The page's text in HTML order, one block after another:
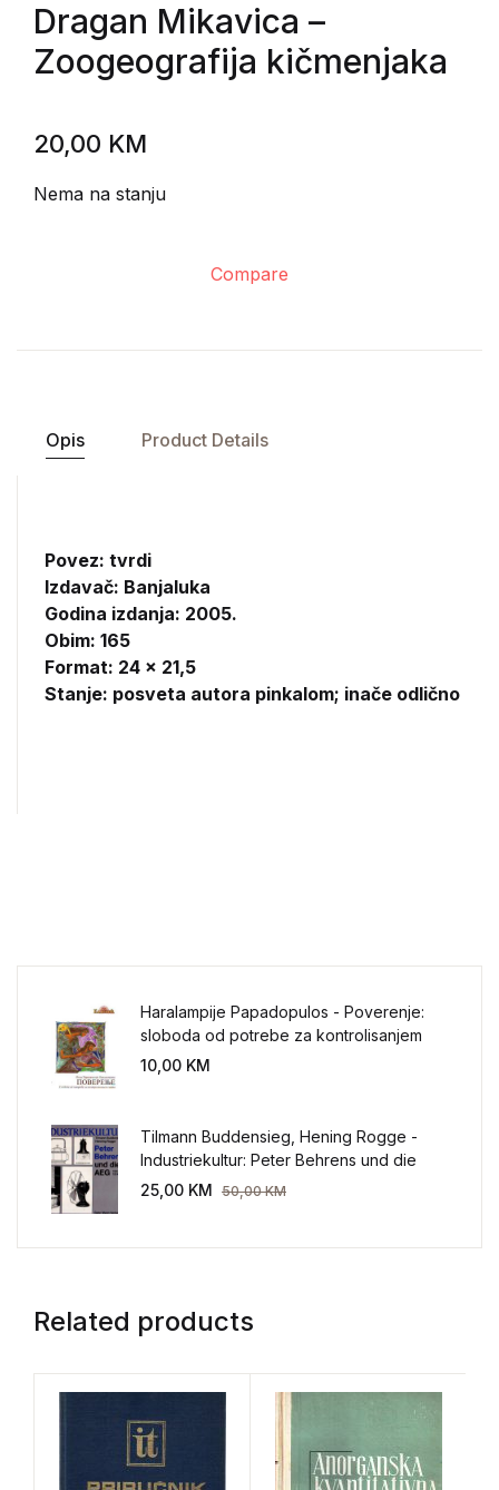
Dragan Mikavica –
Zoogeografija kičmenjaka
20,00 KM
Nema na stanju
Compare
Opis Product Details
Povez: tvrdi
Izdavač: Banjaluka
Godina izdanja: 2005.
Obim: 165
Format: 24 x 21,5
Stanje: posveta autora pinkalom; inače odlično
Haralampije Papadopulos - Poverenje:
sloboda od potrebe za kontrolisanjem
sveta
10,00 KM
Tilmann Buddensieg, Hening Rogge -
Industriekultur: Peter Behrens und die
AEG 1907-1914.
25,00 KM 50,00KM
Related products